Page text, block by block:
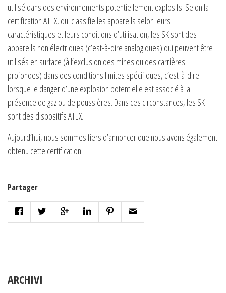
utilisé dans des environnements potentiellement explosifs. Selon la
certification ATEX, qui classifie les appareils selon leurs
caractéristiques et leurs conditions d’utilisation, les SK sont des
appareils non électriques (c’est-à-dire analogiques) qui peuvent être
utilisés en surface (à l’exclusion des mines ou des carrières
profondes) dans des conditions limites spécifiques, c’est-à-dire
lorsque le danger d’une explosion potentielle est associé à la
présence de gaz ou de poussières. Dans ces circonstances, les SK
sont des dispositifs ATEX.
Aujourd’hui, nous sommes fiers d’annoncer que nous avons également
obtenu cette certification.
Partager
ARCHIVI